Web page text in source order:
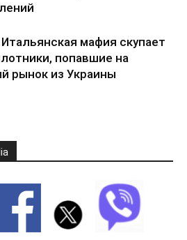
мафия скупает
попавшие на
рынок из Украины